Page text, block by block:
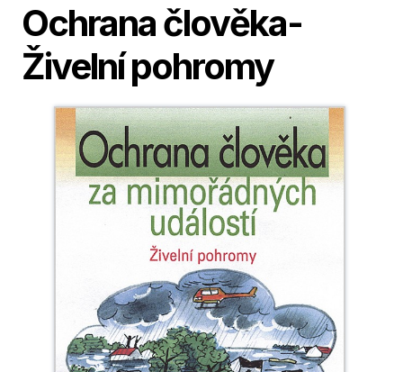
Ochrana člověka-
Živelní pohromy